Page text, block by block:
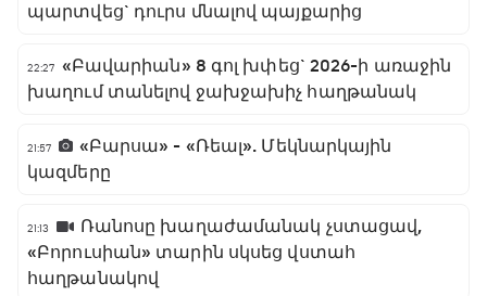
պարտվեց` դուրս մնալով պայքարից
22:27 «Բավարիան» 8 գոլ խփեց` 2026-ի առաջին
խաղում տանելով ջախջախիչ հաղթանակ
21:57
«Բարսա» - «Ռեալ». Մեկնարկային
կազմերը
21:13
Ռանոսը խաղաժամանակ չստացավ,
«Բորուսիան» տարին սկսեց վստահ
հաղթանակով